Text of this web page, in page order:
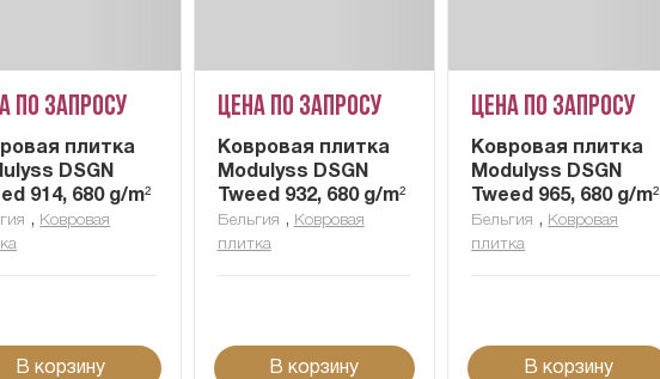
по запросу
плитка
DSGN
914, 680 g/m²
, Ковровая
В корзину
Цена по запросу
Ковровая плитка
Modulyss DSGN
Tweed 932, 680 g/m²
Бельгия , Ковровая
плитка
В корзину
Цена по запросу
Ковровая плитка
Modulyss DSGN
Tweed 965, 680 g/m²
Бельгия , Ковровая
плитка
В корзину